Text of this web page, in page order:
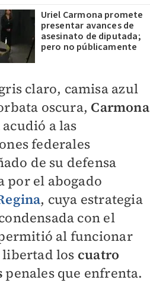
Uriel Carmona promete
presentar avances de
asesinato de diputada;
pero no públicamente
claro, camisa azul
oscura, Carmona
acudió a las
federales
de su defensa
por el abogado
, cuya estrategia
con el
al funcionar
libertad los cuatro
penales que enfrenta.